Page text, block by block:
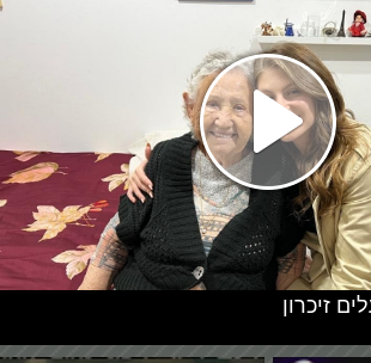
זיכרון